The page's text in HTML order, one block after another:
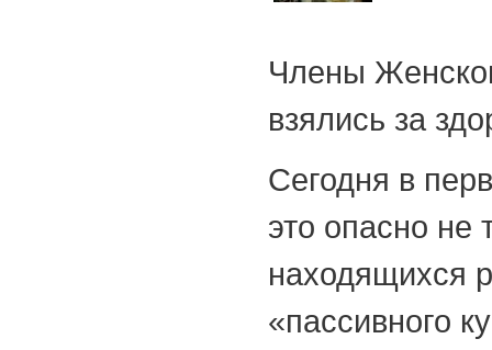
Члены
взялись за
Сегодня в
это опасно не
находящихся
«пассивного